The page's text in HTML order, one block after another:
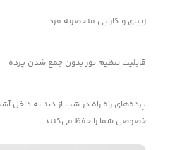
زیبای و کارایی منحصربه فرد
قابلیت تنظیم نور بدون جمع شدن پرده
پرده‌های راه راه در شب از دید به داخل
خصوصی شما را حفظ می‌کنند.